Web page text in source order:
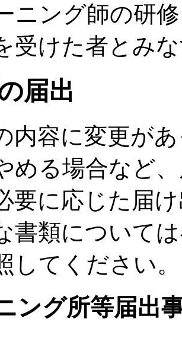
ニング師の研
受けた者とみ
届出
内容に変更が
める場合など
要に応じた届
書類について
してください。
ング所等届出